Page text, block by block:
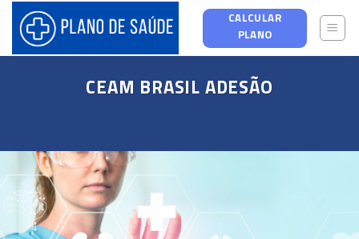
content
CALCULAR
PLANO
CEAM BRASIL ADESÃO